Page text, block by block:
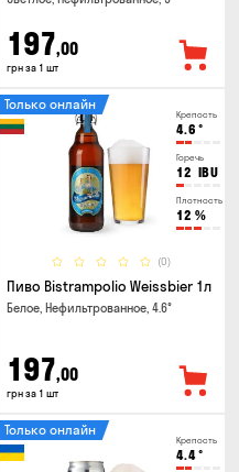
197,00
грн за 1 шт
Крепость
4.6 °
Горечь
12 IBU
Плотность
12 %
(0)
Только онлайн
Пиво Bistrampolio Weissbier 1л
Белое, Нефильтрованное, 4.6°
197,00
грн за 1 шт
Крепость
4.4°
Только онлайн